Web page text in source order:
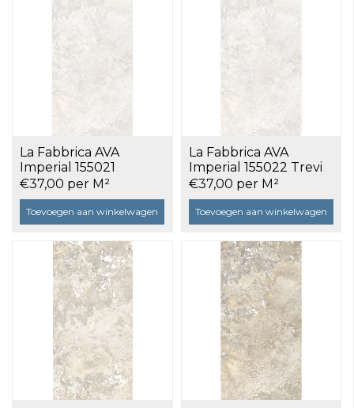
La Fabbrica AVA
Imperial 155021
Alabastrino 30x60 a
1,08 m²
€37,00 per M²
Toevoegen aan winkelwagen
La Fabbrica AVA
Imperial 155022 Trevi
30x60 a 1,08 m²
€37,00 per M²
Toevoegen aan winkelwagen